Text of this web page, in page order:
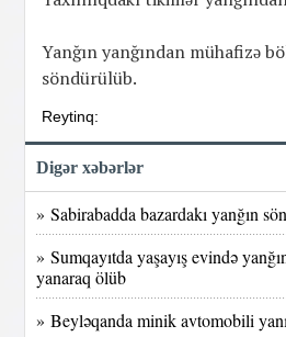
Yanğın yanğından mühafizə
söndürülüb.
Reytinq:
Digər xəbərlər
» Sabirabadda bazardakı yanğın
» Sumqayıtda yaşayış evində
yanaraq ölüb
» Beyləqanda minik avtomobili